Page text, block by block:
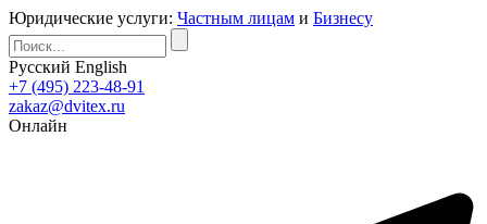
Юридические услуги: Частным лицам и Бизнесу
Русский English
+7 (495) 223-48-91
zakaz@dvitex.ru
Онлайн